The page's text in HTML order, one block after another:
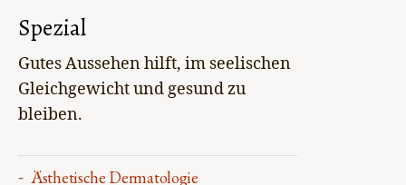
Spezial
Gutes Aussehen hilft, im seelischen
Gleichgewicht und gesund zu
bleiben.
Ästhetische Dermatologie